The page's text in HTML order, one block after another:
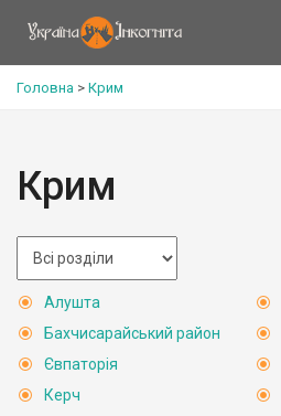
Головна > Крим
Крим
Алушта
Бахчисарайський район
Євпаторія
Керч